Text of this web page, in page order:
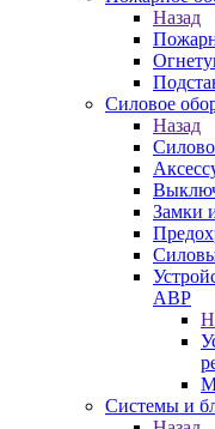
Назад
Силовое
Назад
Замки
АВР
Системы и